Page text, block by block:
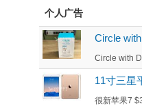
个人广告
Circle
Circle with
11寸三星
很新苹果7